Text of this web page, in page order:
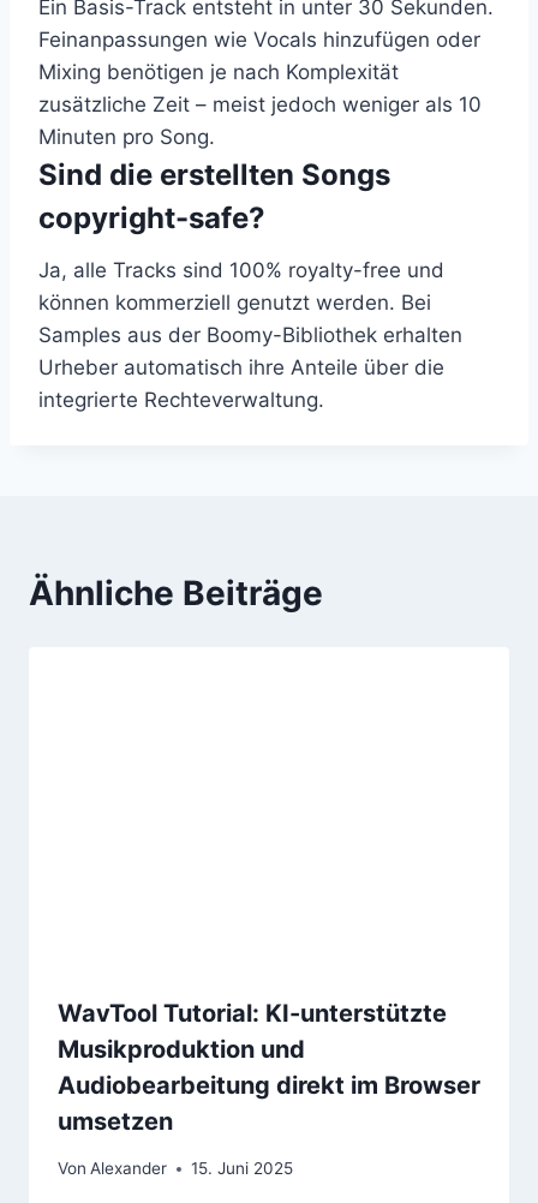
Ein Basis-Track entsteht in unter 30 Sekunden.
Feinanpassungen wie Vocals hinzufügen oder
Mixing benötigen je nach Komplexität
zusätzliche Zeit – meist jedoch weniger als 10
Minuten pro Song.
Sind die erstellten Songs
copyright-safe?
Ja, alle Tracks sind 100% royalty-free und
können kommerziell genutzt werden. Bei
Samples aus der Boomy-Bibliothek erhalten
Urheber automatisch ihre Anteile über die
integrierte Rechteverwaltung.
Ähnliche Beiträge
WavTool Tutorial: KI-unterstützte
Musikproduktion und
Audiobearbeitung direkt im Browser
umsetzen
Von Alexander 15. Juni 2025